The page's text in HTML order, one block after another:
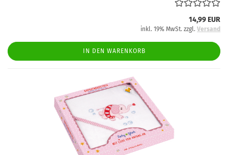
14,99 EUR
inkl. 19% MwSt. zzgl. Versand
IN DEN WARENKORB